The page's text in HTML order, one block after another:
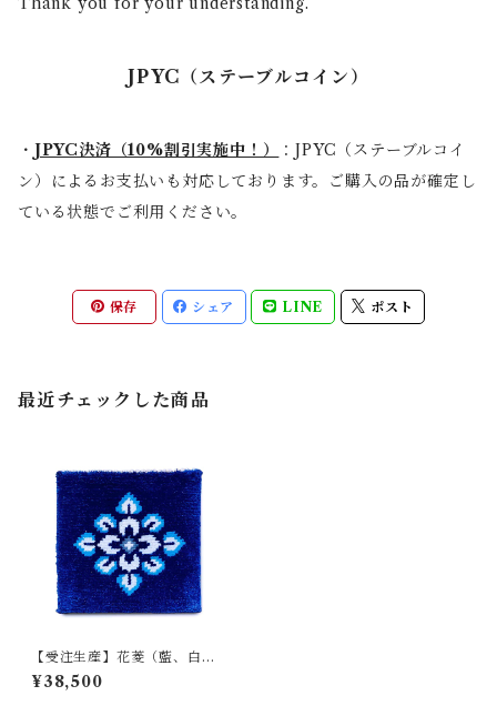
JPYC（ステーブルコイン）
・ JPYC決済（10%割引実施中！）
：JPYC（ステーブルコイ
ン）によるお支払いも対応しております。ご購入の品が確定し
ている状態でご利用ください。
保存 シェア LINE ポスト
最近チェックした商品
【受注生産】花菱（藍、白、
水、灰）
¥38,500